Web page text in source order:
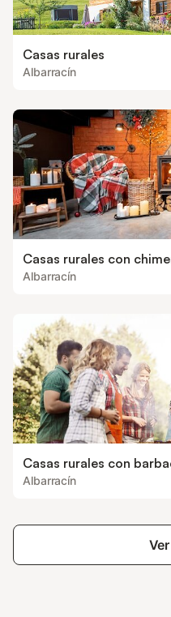
Casas rurales
Albarracín
Casas rurales con
Albarracín
Casas rurales con
Albarracín